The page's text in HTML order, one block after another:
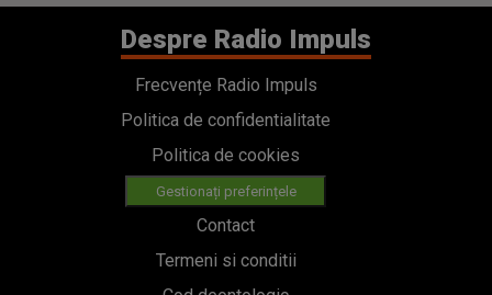
Despre Radio Impuls
Frecvențe Radio Impuls
Politica de confidentialitate
Politica de cookies
Gestionați preferințele
Contact
Termeni si conditii